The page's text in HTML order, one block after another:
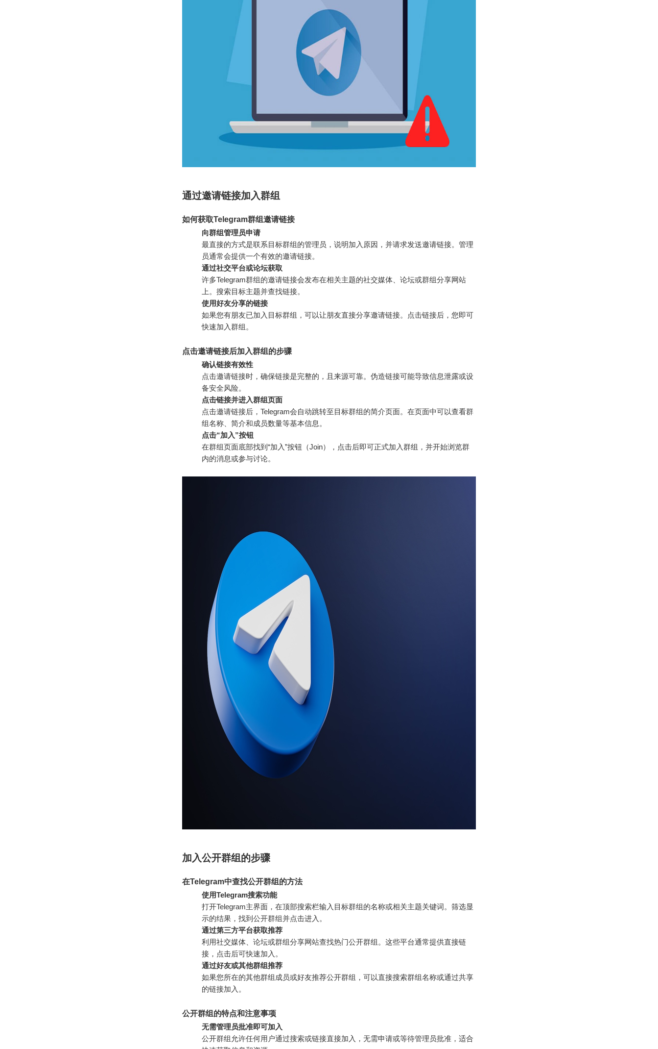
通过邀请链接加入群组
如何获取Telegram群组邀请链接
向群组管理员申请
最直接的方式是联系目标群组的管理员，说明加入原因，并请求发送邀请链接。管理
员通常会提供一个有效的邀请链接。
通过社交平台或论坛获取
许多Telegram群组的邀请链接会发布在相关主题的社交媒体、论坛或群组分享网站
上。搜索目标主题并查找链接。
使用好友分享的链接
如果您有朋友已加入目标群组，可以让朋友直接分享邀请链接。点击链接后，您即可
快速加入群组。
点击邀请链接后加入群组的步骤
确认链接有效性
点击邀请链接时，确保链接是完整的，且来源可靠。伪造链接可能导致信息泄露或设
备安全风险。
点击链接并进入群组页面
点击邀请链接后，Telegram会自动跳转至目标群组的简介页面。在页面中可以查看群
组名称、简介和成员数量等基本信息。
点击“加入”按钮
在群组页面底部找到“加入”按钮（Join），点击后即可正式加入群组，并开始浏览群
内的消息或参与讨论。
加入公开群组的步骤
在Telegram中查找公开群组的方法
使用Telegram搜索功能
打开Telegram主界面，在顶部搜索栏输入目标群组的名称或相关主题关键词。筛选显
示的结果，找到公开群组并点击进入。
通过第三方平台获取推荐
利用社交媒体、论坛或群组分享网站查找热门公开群组。这些平台通常提供直接链
接，点击后可快速加入。
通过好友或其他群组推荐
如果您所在的其他群组成员或好友推荐公开群组，可以直接搜索群组名称或通过共享
的链接加入。
公开群组的特点和注意事项
无需管理员批准即可加入
公开群组允许任何用户通过搜索或链接直接加入，无需申请或等待管理员批准，适合